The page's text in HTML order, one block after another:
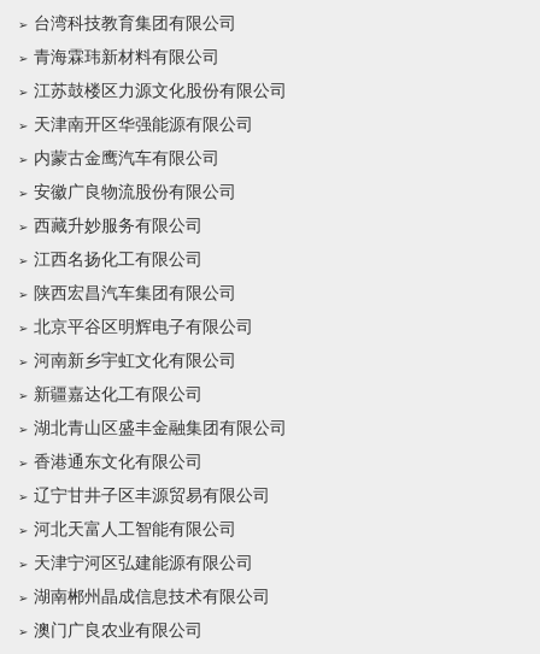
台湾科技教育集团有限公司
青海霖玮新材料有限公司
江苏鼓楼区力源文化股份有限公司
天津南开区华强能源有限公司
内蒙古金鹰汽车有限公司
安徽广良物流股份有限公司
西藏升妙服务有限公司
江西名扬化工有限公司
陕西宏昌汽车集团有限公司
北京平谷区明辉电子有限公司
河南新乡宇虹文化有限公司
新疆嘉达化工有限公司
湖北青山区盛丰金融集团有限公司
香港通东文化有限公司
辽宁甘井子区丰源贸易有限公司
河北天富人工智能有限公司
天津宁河区弘建能源有限公司
湖南郴州晶成信息技术有限公司
澳门广良农业有限公司